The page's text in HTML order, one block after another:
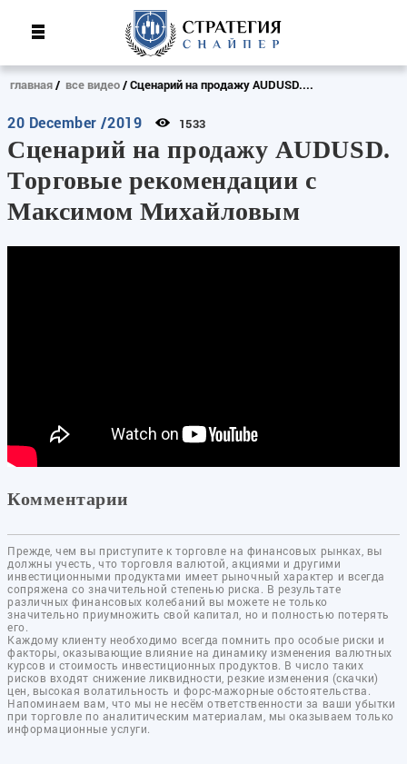
главная все видео Сценарий на продажу AUDUSD....
20 December /2019 1533
Сценарий на продажу AUDUSD.
Торговые рекомендации с
Максимом Михайловым
Комментарии
Прежде, чем вы приступите к торговле на финансовых рынках, вы
должны учесть, что торговля валютой, акциями и другими
инвестиционными продуктами имеет рыночный характер и всегда
сопряжена со значительной степенью риска. В результате
различных финансовых колебаний вы можете не только
значительно приумножить свой капитал, но и полностью потерять
его.
Каждому клиенту необходимо всегда помнить про особые риски и
факторы, оказывающие влияние на динамику изменения валютных
курсов и стоимость инвестиционных продуктов. В число таких
рисков входят снижение ликвидности, резкие изменения (скачки)
цен, высокая волатильность и форс-мажорные обстоятельства.
Напоминаем вам, что мы не несём ответственности за ваши убытки
при торговле по аналитическим материалам, мы оказываем только
информационные услуги.